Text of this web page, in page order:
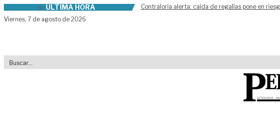
Skip to contentÚLTIMA HORA
Contraloría alerta: caída de regalías pone en
Viernes, 7 de agosto de 2026